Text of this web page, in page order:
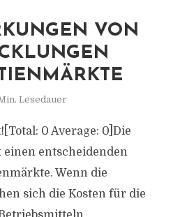
VON
Lesedauer
0 Average: 0]Die
entscheidenden
Wenn die
sich die Kosten für die